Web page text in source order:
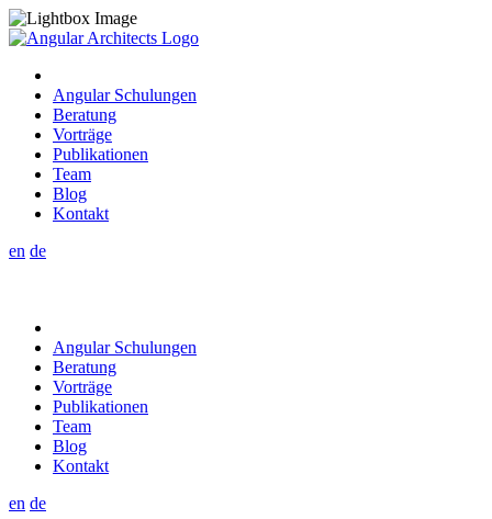
Angular Schulungen
Beratung
Vorträge
Publikationen
Team
Blog
Kontakt
en de
Angular Schulungen
Beratung
Vorträge
Publikationen
Team
Blog
Kontakt
en de